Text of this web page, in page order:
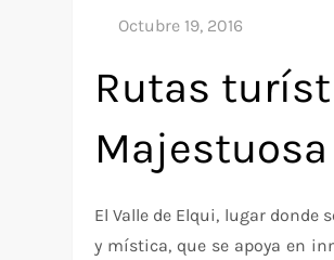
Rutas
Majestuosa
El Valle de Elqui, lugar donde
y mística, que se apoya en